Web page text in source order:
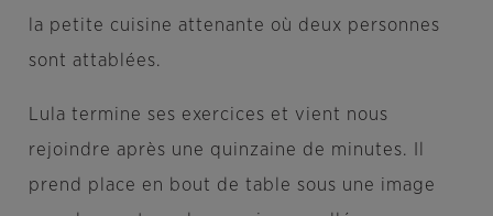
la petite cuisine attenante où deux personnes
sont attablées.
Lula termine ses exercices et vient nous
rejoindre après une quinzaine de minutes. Il
prend place en bout de table sous une image